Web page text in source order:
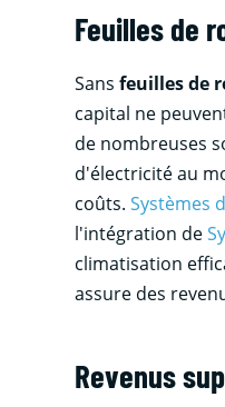
Feuilles de
Sansfeuilles de
capital ne
de nombreuses
d'électricité au
coûts.Systèmes
l'intégration de
climatisation
assure des
Revenus